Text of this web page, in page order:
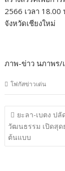
2566 เวลา
จังหวัดเชียงใหม่
ภาพ-ข่าว นภาพร/
โฟกัสข่าวเด่น
แนะแนว
เรื่อง
ยะลา-เบตง ปลั
วัฒนธรรม เปิดสุ
ต้นแบบ